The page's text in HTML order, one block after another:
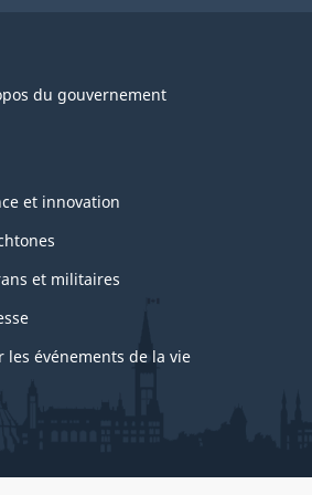
du gouvernement
et innovation
et militaires
les événements de la vie